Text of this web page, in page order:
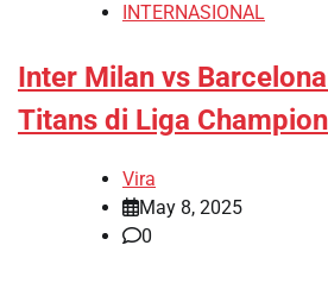
INTERNASIONAL
Inter Milan vs
Titans di Liga
Vira
May 8, 2025
0